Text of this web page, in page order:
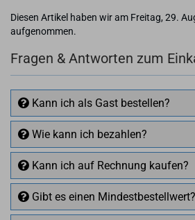
Diesen Artikel haben wir am Freitag, 29.
aufgenommen.
Fragen & Antworten zum
Kann ich als Gast bestellen?
Wie kann ich bezahlen?
Kann ich auf Rechnung kaufen?
Gibt es einen Mindestbestellwert?